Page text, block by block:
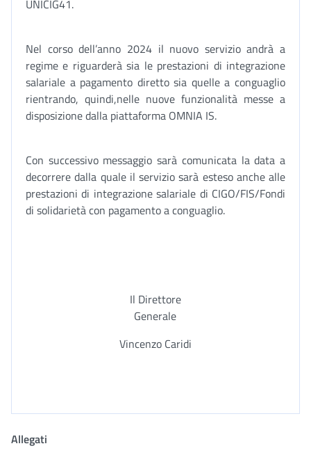
UNICIG41.
Nel corso dell’anno 2024 il nuovo servizio andrà a
regime e riguarderà sia le prestazioni di integrazione
salariale a pagamento diretto sia quelle a conguaglio
rientrando, quindi,nelle nuove funzionalità messe a
disposizione dalla piattaforma OMNIA IS.
Con successivo messaggio sarà comunicata la data a
decorrere dalla quale il servizio sarà esteso anche alle
prestazioni di integrazione salariale di CIGO/FIS/Fondi
di solidarietà con pagamento a conguaglio.
Il Direttore
Generale
Vincenzo Caridi
Allegati